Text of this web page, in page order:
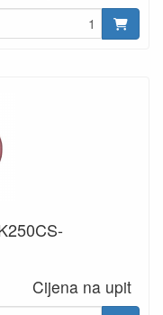
Cijena na upit